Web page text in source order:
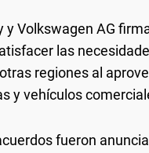
y Volkswagen AG
las
regiones al
y vehículos
fueron